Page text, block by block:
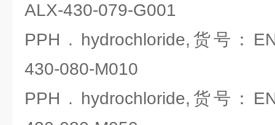
ALX-430-079-G001
PPH . hydrochloride,货号：
430-080-M010
PPH . hydrochloride,货号：